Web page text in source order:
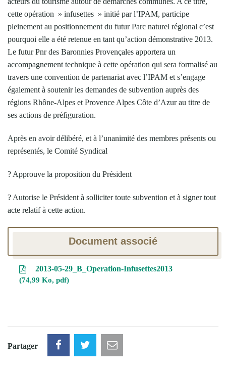
cette opération » infusettes » initié par l’IPAM, participe
pleinement au positionnement du futur Parc naturel régional c’est
pourquoi elle a été retenue en tant qu’action démonstrative 2013.
Le futur Pnr des Baronnies Provençales apportera un
accompagnement technique à cette opération qui sera formalisé au
travers une convention de partenariat avec l’IPAM et s’engage
également à soutenir les demandes de subvention auprès des
régions Rhône-Alpes et Provence Alpes Côte d’Azur au titre de
ses actions de préfiguration.
Après en avoir délibéré, et à l’unanimité des membres présents ou
représentés, le Comité Syndical
? Approuve la proposition du Président
? Autorise le Président à solliciter toute subvention et à signer tout
acte relatif à cette action.
Document associé
2013-05-29_B_Operation-Infusettes2013
74,99 Ko, pdf
Partager